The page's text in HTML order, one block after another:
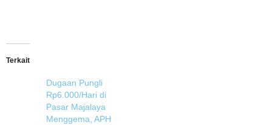
Terkait
Dugaan Pungli
Rp6.000/Hari di
Pasar Majalaya
Menggema, APH